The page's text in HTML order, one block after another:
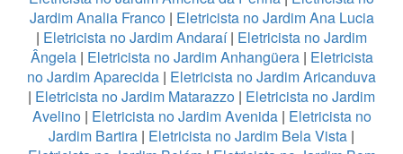
Jardim Analia Franco| Eletricista no Jardim Ana Lucia
| Eletricista no Jardim Andaraí| Eletricista no Jardim
Ângela| Eletricista no Jardim Anhangüera| Eletricista
no Jardim Aparecida | Eletricista no Jardim Aricanduva
| Eletricista no Jardim Matarazzo | Eletricista no Jardim
Avelino| Eletricista no Jardim Avenida| Eletricista no
Jardim Bartira | Eletricista no Jardim Bela Vista |